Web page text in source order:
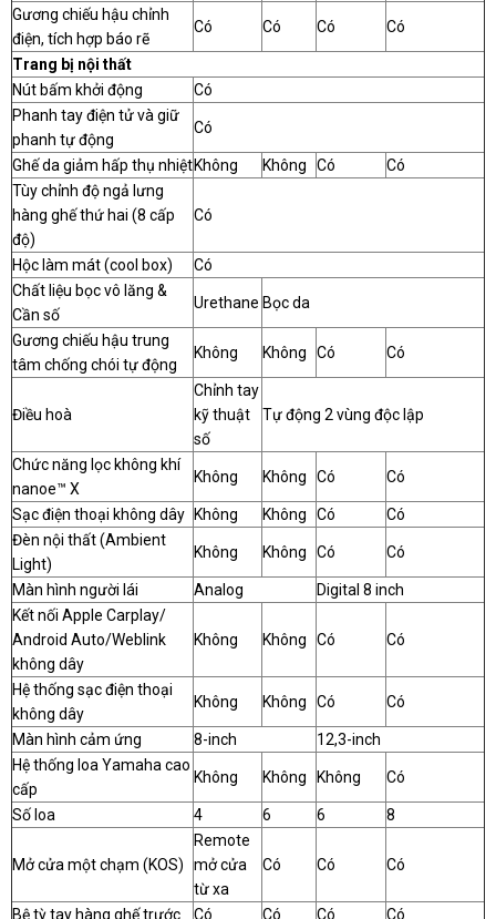
Gương chiếu hậu chỉnh
điện, tích hợp báo rẽ
Có Có Có Có
Trang bị nội thất
Nút bấm khởi động
Có
Phanh tay điện tử và giữ
phanh tự động
Có
Ghế da giảm hấp thụ nhiệtKhông Không Có
Có
Tùy chỉnh độ ngả lưng
hàng ghế thứ hai (8 cấp
độ)
Có
Hộc làm mát (cool box)
Có
Chất liệu bọc vô lăng &
Cần số
Urethane Bọc da
Gương chiếu hậu trung
tâm chống chói tự động
Không Không Có Có
Điều hoà
Chỉnh tay
kỹ thuật
số
Tự động 2 vùng độc lập
Chức năng lọc không khí
nanoe™ X
Không Không Có Có
Sạc điện thoại không dây Không Không Có
Có
Đèn nội thất (Ambient
Light)
Không Không Có Có
Màn hình người lái Analog
Digital 8 inch
Kết nối Apple Carplay/
Android Auto/Weblink
không dây
Không Không Có Có
Hệ thống sạc điện thoại
không dây
Không Không Có Có
Màn hình cảm ứng 8-inch
12,3-inch
Hệ thống loa Yamaha cao
cấp
Không Không Không Có
Số loa 4 6 6 8
Mở cửa một chạm (KOS)
Remote
mở cửa
từ xa
Có Có Có
Bệ tỳ tay hàng ghế trước Có Có Có Có